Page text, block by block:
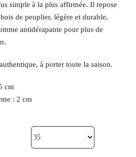
simple à la plus affirmée. Il repose
de peuplier, légère et durable,
antidérapante pour plus de
à porter toute la saison.
cm
: 2 cm